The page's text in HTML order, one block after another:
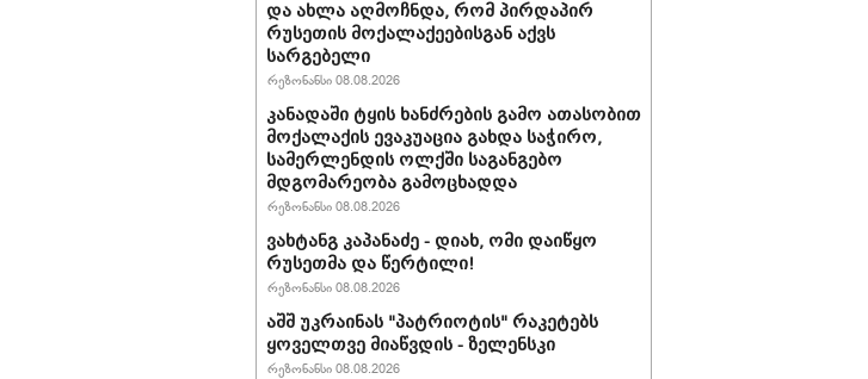
და ახლა აღმოჩნდა, რომ პირდაპირ
რუსეთის მოქალაქეებისგან აქვს
სარგებელი
რეზონანსი 08.08.2026
კანადაში ტყის ხანძრების გამო ათასობით
მოქალაქის ევაკუაცია გახდა საჭირო,
სამერლენდის ოლქში საგანგებო
მდგომარეობა გამოცხადდა
რეზონანსი 08.08.2026
ვახტანგ კაპანაძე - დიახ, ომი დაიწყო
რუსეთმა და წერტილი!
რეზონანსი 08.08.2026
აშშ უკრაინას "პატრიოტის" რაკეტებს
ყოველთვე მიაწვდის - ზელენსკი
რეზონანსი 08.08.2026